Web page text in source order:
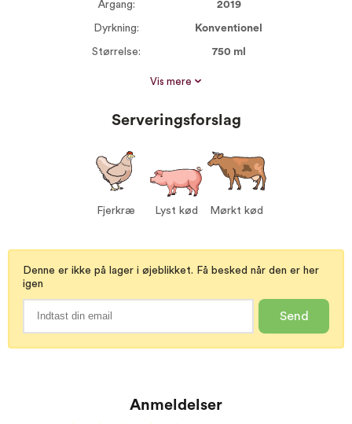
Årgang: 2019
Dyrkning: Konventionel
Størrelse: 750 ml
Lyst kød
Mørkt kød
Vis mere
Serveringsforslag
Fjerkræ Lyst kød Mørkt kød
Denne er ikke på lager i øjeblikket. Få besked når den er her
igen
Send
Anmeldelser